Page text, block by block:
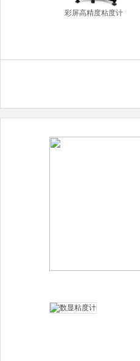
彩屏高精度粘度计